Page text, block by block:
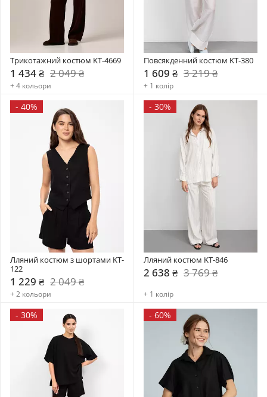
Трикотажний костюм KT-4669
1 434 ₴ 2 049 ₴
+ 4 кольори
Повсякденний костюм KT-380
1 609 ₴ 3 219 ₴
+ 1 колір
- 40%
Лляний костюм з шортами KT-
122
1 229 ₴ 2 049 ₴
+ 2 кольори
- 30%
Лляний костюм KT-846
2 638 ₴ 3 769 ₴
+ 1 колір
- 30% - 60%